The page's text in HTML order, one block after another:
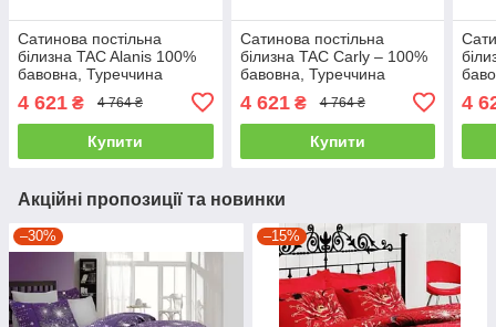
Сатинова постільна
білизна TAC Alanis 100%
бавовна, Туреччина
4 621 ₴ 4 764 ₴
Купити
Сатинова постільна
білизна TAC Carly – 100%
бавовна, Туреччина
4 621₴ 4 764 ₴
Купити
євро
4
Акційні пропозиції та новинки
–30% –15%